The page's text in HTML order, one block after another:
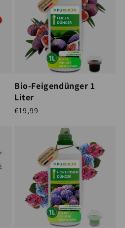
Bio-Feigendünger 1
Liter
Normaler Preis
€19,99